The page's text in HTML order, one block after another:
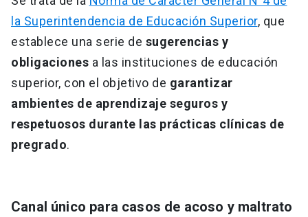
la Superintendencia de Educación Superior, que
establece una serie de sugerencias y
obligaciones a las instituciones de educación
superior, con el objetivo de garantizar
ambientes de aprendizaje seguros y
respetuosos durante las prácticas clínicas de
pregrado.
Canal único para casos de acoso y maltrato